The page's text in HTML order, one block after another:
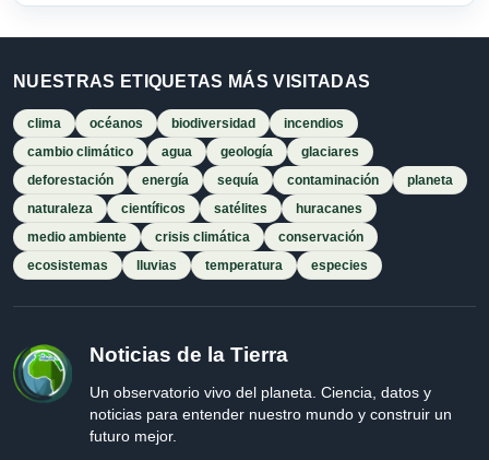
NUESTRAS ETIQUETAS MÁS VISITADAS
clima océanos biodiversidad
incendios
cambio climático
agua geología
glaciares
deforestación
energía sequía contaminación
planeta
naturaleza
científicos satélites
huracanes
medio ambiente
crisis climática
conservación
ecosistemas
lluvias temperatura especies
Noticias de la Tierra
Un observatorio vivo del planeta. Ciencia, datos y
noticias para entender nuestro mundo y construir un
futuro mejor.